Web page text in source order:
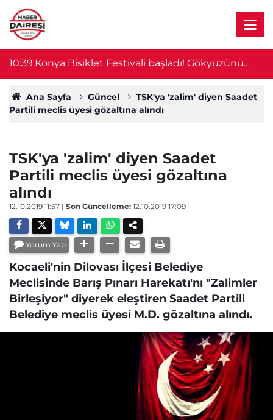
10:39 Konya Bisiklet Festivali başladı! Gökyüzünü
drone’lar, tarihi yapıyı ışık gösterisi aydınlattı
Ana Sayfa Güncel
TSK'ya 'zalim' diyen Saadet
Partili meclis üyesi gözaltına alındı
TSK'ya 'zalim' diyen Saadet
Partili meclis üyesi gözaltına
alındı
12.10.2019 11:57 | Son Güncelleme: 12.10.2019 17:09
Yorum Yap
Kocaeli'nin Dilovası İlçesi Belediye
Meclisinde Barış Pınarı Harekatı'nı "Zalimler
Birleşiyor" diyerek eleştiren Saadet Partili
Belediye meclis üyesi M.D. gözaltına alındı.